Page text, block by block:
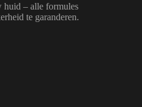
– alle formules
te garanderen.